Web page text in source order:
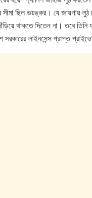
সীমা ছিল ভয়ঙ্কর। যে জায়গায় লুঠ
থাকতে দিতেন না। তবে তিনি
লাইনসেন্স প্রাপ্ত